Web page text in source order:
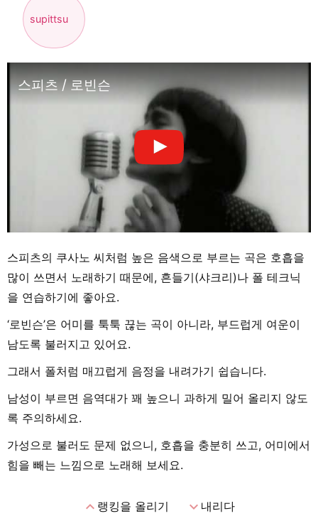
supittsu
스피츠 / 로빈슨
스피츠의 쿠사노 씨처럼 높은 음색으로 부르는 곡은 호흡을
많이 쓰면서 노래하기 때문에, 흔들기(샤크리)나 폴 테크닉
을 연습하기에 좋아요.
‘로빈슨’은 어미를 툭툭 끊는 곡이 아니라, 부드럽게 여운이
남도록 불러지고 있어요.
그래서 폴처럼 매끄럽게 음정을 내려가기 쉽습니다.
남성이 부르면 음역대가 꽤 높으니 과하게 밀어 올리지 않도
록 주의하세요.
가성으로 불러도 문제 없으니, 호흡을 충분히 쓰고, 어미에서
힘을 빼는 느낌으로 노래해 보세요.
expand_less랭킹을 올리기 expand_more내리다